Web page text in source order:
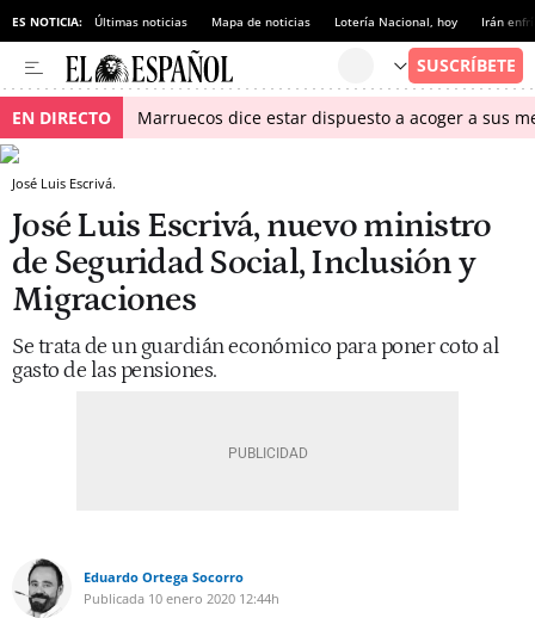
ES NOTICIA: Últimas noticias Mapa de noticias Lotería Nacional, hoy Irán
EN DIRECTO Marruecos dice estar dispuesto a acoger a sus
José Luis Escrivá.
José Luis Escrivá, nuevo ministro
de Seguridad Social, Inclusión y
Migraciones
Se trata de un guardián económico para poner coto al
gasto de las pensiones.
Eduardo Ortega Socorro
Publicada 10 enero 2020 12:44h